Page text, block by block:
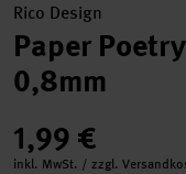
Rico Design
Paper
0,8mm
1,99 €
inkl. MwSt. / zzgl.